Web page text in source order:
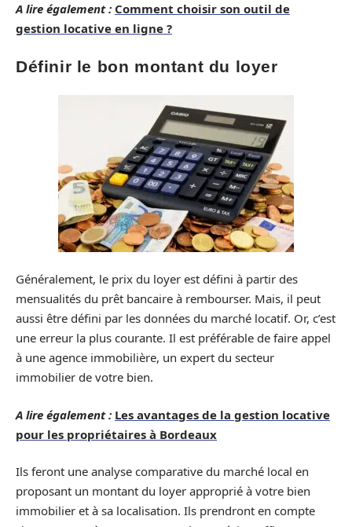
A lire également : Comment choisir son outil de
gestion locative en ligne ?
Définir le bon montant du loyer
Généralement, le prix du loyer est défini à partir des
mensualités du prêt bancaire à rembourser. Mais, il peut
aussi être défini par les données du marché locatif. Or, c’est
une erreur la plus courante. Il est préférable de faire appel
à une agence immobilière, un expert du secteur
immobilier de votre bien.
A lire également : Les avantages de la gestion locative
pour les propriétaires à Bordeaux
Ils feront une analyse comparative du marché local en
proposant un montant du loyer approprié à votre bien
immobilier et à sa localisation. Ils prendront en compte